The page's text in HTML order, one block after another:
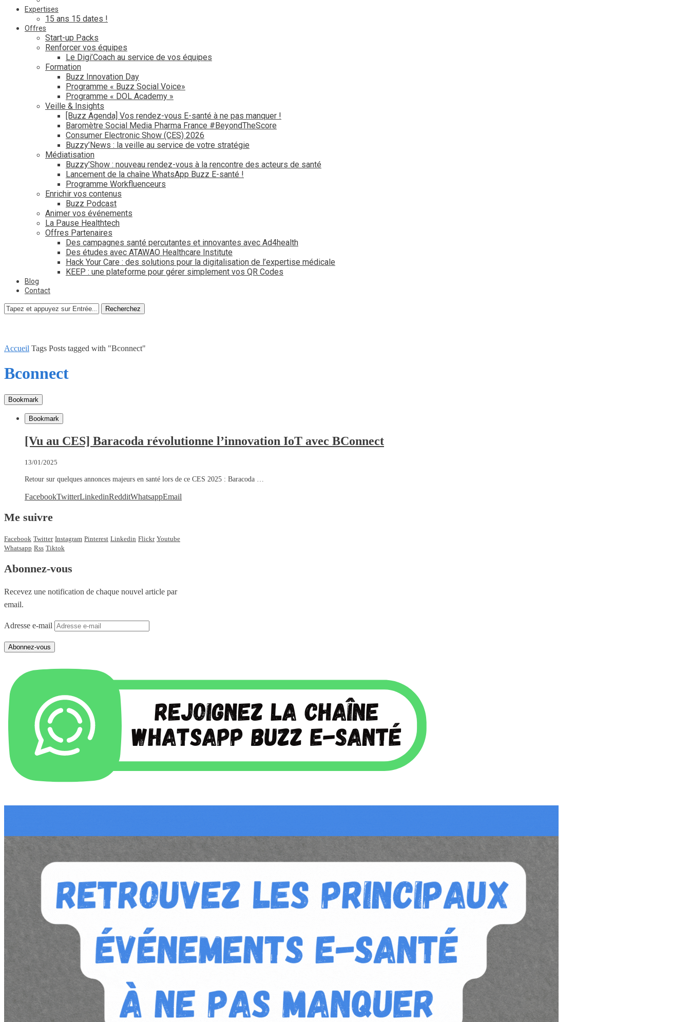
Expertises
15 ans 15 dates !
Offres
Start-up Packs
Renforcer vos équipes
Le Digi’Coach au service de vos équipes
Formation
Buzz Innovation Day
Programme « Buzz Social Voice»
Programme « DOL Academy »
Veille & Insights
[Buzz Agenda] Vos rendez-vous E-santé à ne pas manquer !
Baromètre Social Media Pharma France #BeyondTheScore
Consumer Electronic Show (CES) 2026
Buzzy’News : la veille au service de votre stratégie
Médiatisation
Buzzy’Show : nouveau rendez-vous à la rencontre des acteurs de santé
Lancement de la chaîne WhatsApp Buzz E-santé !
Programme Workfluenceurs
Enrichir vos contenus
Buzz Podcast
Animer vos événements
La Pause Healthtech
Offres Partenaires
Des campagnes santé percutantes et innovantes avec Ad4health
Des études avec ATAWAO Healthcare Institute
Hack Your Care : des solutions pour la digitalisation de l’expertise médicale
KEEP : une plateforme pour gérer simplement vos QR Codes
Blog
Contact
Recherchez
Accueil Tags Posts tagged with "Bconnect"
Bconnect
Bookmark
Bookmark
[Vu au CES] Baracoda révolutionne l’innovation IoT avec BConnect
13/01/2025
Retour sur quelques annonces majeurs en santé lors de ce CES 2025 : Baracoda …
FacebookTwitterLinkedinRedditWhatsappEmail
Me suivre
Facebook Twitter Instagram Pinterest Linkedin Flickr Youtube
Whatsapp Rss Tiktok
Abonnez-vous
Recevez une notification de chaque nouvel article par
email.
Adresse e-mail
Abonnez-vous